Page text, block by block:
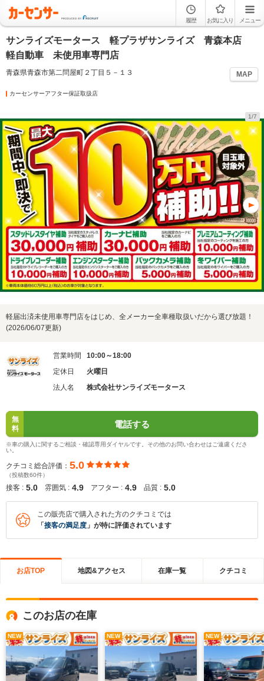
履歴 お気に入り メニュー
サンライズモータース 軽プラザサンライズ 青森本店
軽自動車 未使用車専門店
青森県青森市第二問屋町２丁目５－１３ MAP
カーセンサーアフター保証取扱店
1/7
軽届出済未使用車専門店をはじめ、全メーカー全車種取扱いだから選び放題！
(2026/06/07更新)
営業時間
10:00～18:00
定休日
火曜日
法人名
株式会社サンライズモータース
無
料
電話する
※車の購入に関するご相談・確認専用ダイヤルです。その他のお問い合わせはご遠慮くださ
い。
クチコミ総合評価： 5.0
（投稿数60件）
接客 : 5.0 雰囲気 : 4.9 アフター : 4.9 品質 : 5.0
この販売店で購入された方のクチコミでは
「 接客の満足度 」が特に評価されています
お店TOP 地図&アクセス 在庫一覧 クチコミ
このお店の在庫
NEW NEW NEW